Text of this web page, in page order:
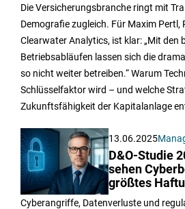
Die Versicherungsbranche ringt mit
Demografie zugleich. Für Maxim Pertl,
Clearwater Analytics, ist klar: „Mit den
Betriebsabläufen lassen sich die
so nicht weiter betreiben.“ Warum
Schlüsselfaktor wird – und welche
Zukunftsfähigkeit der Kapitalanlage
13.06.2025
D&O-Studie
sehen
größtes
Cyberangriffe, Datenverluste und